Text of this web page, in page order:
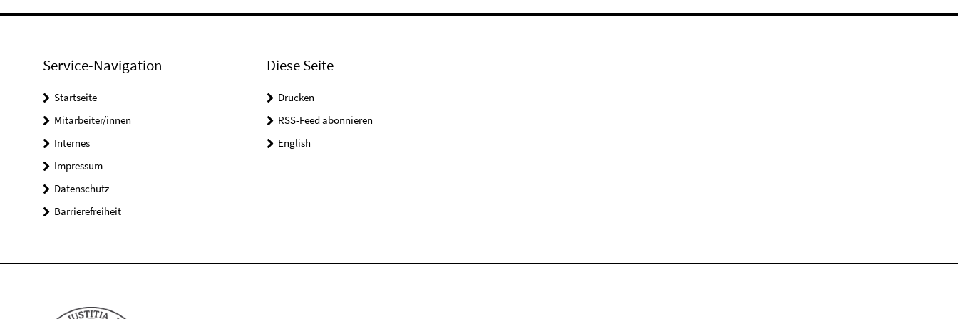
Service-Navigation
Startseite
Mitarbeiter/innen
Internes
Impressum
Datenschutz
Barrierefreiheit
Diese Seite
Drucken
RSS-Feed abonnieren
English